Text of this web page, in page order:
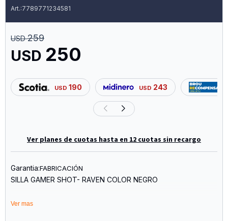
7789771234581
USD 250
USD 259
USD 190 USD 243
Ver planes de cuotas hasta en 12 cuotas sin recargo
Garantia:FABRICACIÓN
SILLA GAMER SHOT- RAVEN COLOR NEGRO
ESPECIFICACIONES
Ver mas